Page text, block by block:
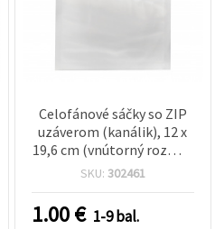
Celofánové sáčky so ZIP
uzáverom (kanálik), 12 x
19,6 cm (vnútorný rozmer
10,4 x 16 cm), balenie 10
SKU: 302461
1.00€ 1-9 bal.